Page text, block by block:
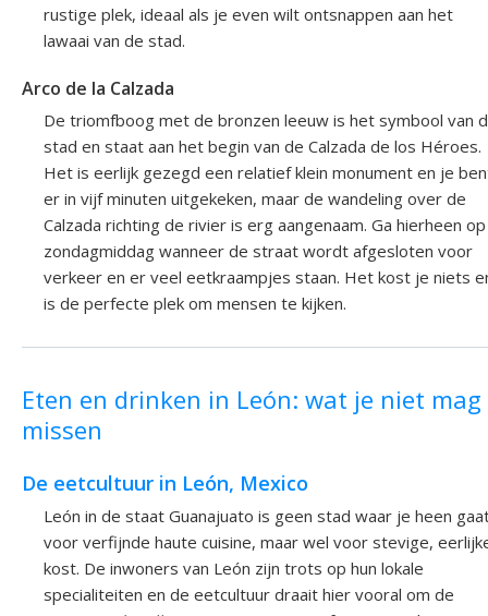
rustige plek, ideaal als je even wilt ontsnappen aan het
lawaai van de stad.
Arco de la Calzada
De triomfboog met de bronzen leeuw is het symbool van
stad en staat aan het begin van de Calzada de los Héroes.
Het is eerlijk gezegd een relatief klein monument en je
er in vijf minuten uitgekeken, maar de wandeling over de
Calzada richting de rivier is erg aangenaam. Ga hierheen op
zondagmiddag wanneer de straat wordt afgesloten voor
verkeer en er veel eetkraampjes staan. Het kost je niets
is de perfecte plek om mensen te kijken.
Eten en drinken in León: wat je niet mag
missen
De eetcultuur in León, Mexico
León in de staat Guanajuato is geen stad waar je heen
voor verfijnde haute cuisine, maar wel voor stevige,
kost. De inwoners van León zijn trots op hun lokale
specialiteiten en de eetcultuur draait hier vooral om de